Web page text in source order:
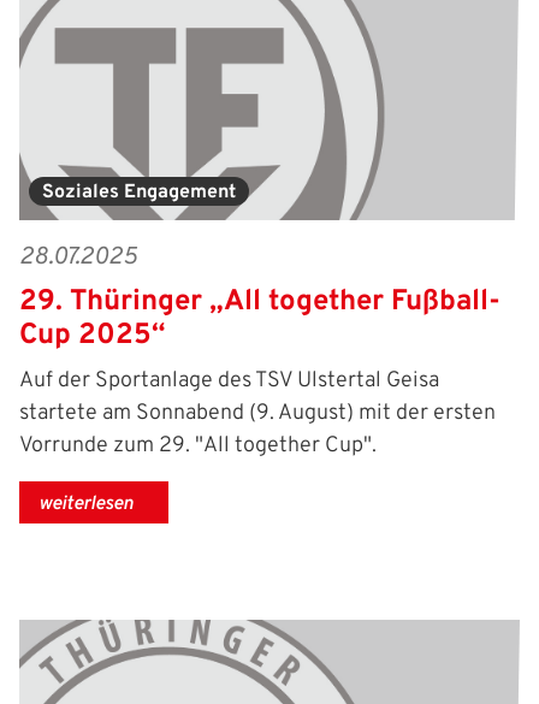
Soziales Engagement
28.07.2025
29. Thüringer „All together Fußball-
Cup 2025“
Auf der Sportanlage des TSV Ulstertal Geisa
startete am Sonnabend (9. August) mit der ersten
Vorrunde zum 29. "All together Cup".
weiterlesen
Freizeit- und Breitensport
Kinder- und Jugendschutz
Tage des Mädchenfußballs
Datenschutz
Impressum